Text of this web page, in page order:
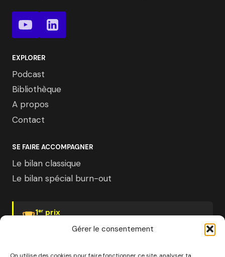
Gérer le consentement
EXPLORER
Podcast
Bibliothèque
A propos
Contact
SE FAIRE ACCOMPAGNER
Le bilan classique
Le bilan spécial burn-out
1er prix